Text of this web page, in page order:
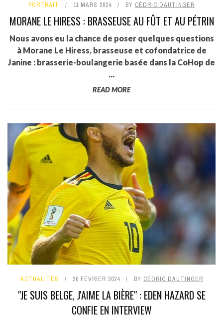
PORTRAIT 11 MARS 2024 BY CÉDRIC DAUTINGER
MORANE LE HIRESS : BRASSEUSE AU FÛT ET AU PÉTRIN
Nous avons eu la chance de poser quelques questions
à Morane Le Hiress, brasseuse et cofondatrice de
Janine : brasserie-boulangerie basée dans la CoHop de
...
READ MORE
ACTUALITÉS 20 FÉVRIER 2024 BY CÉDRIC DAUTINGER
"JE SUIS BELGE, J'AIME LA BIÈRE" : EDEN HAZARD SE
CONFIE EN INTERVIEW